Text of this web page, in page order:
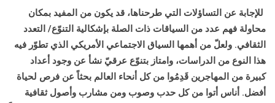
للإجابة عن التساؤلات التي طرحناها، قد يكون من المفيد بمكان
محاولة فهم عدد من السياقات ذات الصلة بإشكالية التنوّع/ التعدد
الثقافي. ولعلّ من أهمها السياق الاجتماعي الأمريكي الذي تطوّر فيه
هذا النوع من الدراسات، وامتاز بتنوّع عرقيّ نشأ عن وجود أعداد
كبيرة من المهاجرين قَدِمُوا من كل أنحاء العالم بحثاً عن فرص لحياة
أفضل. أناس أتوا من كل حدب وصوب ومن مشارب وأصول ثقافية